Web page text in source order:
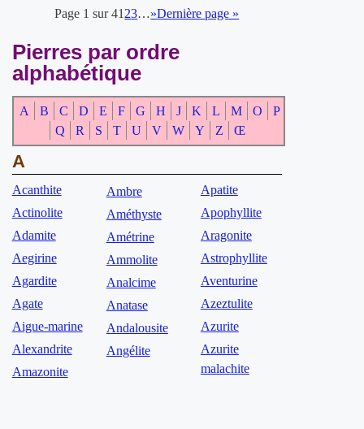
Page 1 sur 4123…»Dernière page »
Pierres par ordre
alphabétique
A B C D E F G H J K L M O
P
Q
R S T U V W Y Z Œ
A
Acanthite
Actinolite
Adamite
Aegirine
Agardite
Agate
Aigue-marine
Alexandrite
Amazonite
Ambre
Améthyste
Amétrine
Ammolite
Analcime
Anatase
Andalousite
Angélite
Apatite
Apophyllite
Aragonite
Astrophyllite
Aventurine
Azeztulite
Azurite
Azurite
malachite